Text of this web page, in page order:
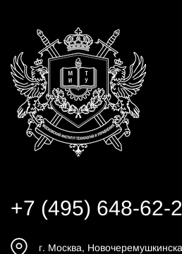
+7 (495) 648-62-
г. Москва,